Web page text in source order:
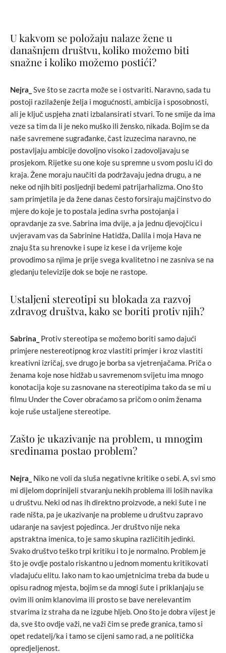
U kakvom se položaju nalaze žene u
današnjem društvu, koliko možemo biti
snažne i koliko možemo postići?
Nejra_ Sve što se zacrta može se i ostvariti. Naravno, sada tu
postoji razilaženje želja i mogućnosti, ambicija i sposobnosti,
ali je ključ uspjeha znati izbalansirati stvari. To ne smije da ima
veze sa tim da li je neko muško ili žensko, nikada. Bojim se da
naše savremene sugrađanke, čast izuzecima naravno, ne
postavljaju ambicije dovoljno visoko i zadovoljavaju se
prosjekom. Rijetke su one koje su spremne u svom poslu ići do
kraja. Žene moraju naučiti da podržavaju jedna drugu, a ne
neke od njih biti posljednji bedemi patrijarhalizma. Ono što
sam primjetila je da žene danas često forsiraju majčinstvo do
mjere do koje je to postala jedina svrha postojanja i
opravdanje za sve. Sabrina ima dvije, a ja jednu djevojčicu i
uvjeravam vas da Sabrinine Hatidža, Dalila i moja Hava ne
znaju šta su hrenovke i supe iz kese i da vrijeme koje
provodimo sa njima je prije svega kvalitetno i ne zasniva se na
gledanju televizije dok se boje ne rastope.
Ustaljeni stereotipi su blokada za razvoj
zdravog društva, kako se boriti protiv njih?
Sabrina_
Protiv stereotipa se možemo boriti samo dajući
primjere nestereotipnog kroz vlastiti primjer i kroz vlastiti
kreativni izričaj, sve drugo je borba sa vjetrenjačama. Priča o
ženama koje nose hidžab u savremenom svijetu ima mnogo
konotacija koje su zasnovane na stereotipima tako da se mi u
filmu Under the Cover obraćamo sa pričom o onim ženama
koje ruše ustaljene stereotipe.
Zašto je ukazivanje na problem, u mnogim
sredinama postao problem?
Nejra_
Niko ne voli da sluša negativne kritike o sebi. A, svi smo
mi dijelom doprinijeli stvaranju nekih problema ili loših navika
u društvu. Neki od nas ih direktno proizvode, a neki šute i ne
rade ništa, pa je ukazivanje na probleme u društvu zapravo
udaranje na savjest pojedinca. Jer društvo nije neka
apstraktna imenica, to je samo skupina različitih jedinki.
Svako društvo teško trpi kritiku i to je normalno. Problem je
što je ovdje postalo riskantno u jednom momentu kritikovati
vladajuću elitu. Iako nam to kao umjetnicima treba da bude u
opisu radnog mjesta, bojim se da mnogi šute i priklanjaju se
ovim ili onim klanovima ili prosto se bave nerelevantim
stvarima iz straha da ne izgube hljeb. Ono što je dobra vijest je
da, sve što ovdje važi, ne važi čim se pređe granica, tamo si
opet redatelj/ka i tamo se cijeni samo rad, a ne politička
opredjeljenost.